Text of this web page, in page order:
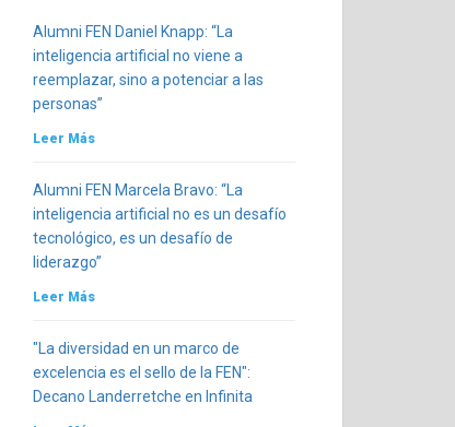
Alumni FEN Daniel Knapp: “La
inteligencia artificial no viene a
reemplazar, sino a potenciar a las
personas”
Leer Más
Alumni FEN Marcela Bravo: “La
inteligencia artificial no es un desafío
tecnológico, es un desafío de
liderazgo”
Leer Más
"La diversidad en un marco de
excelencia es el sello de la FEN":
Decano Landerretche en Infinita